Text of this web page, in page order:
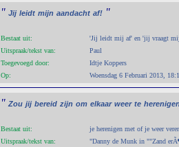
" Jij leidt mijn aandacht af! "
Bestaat uit:
'Jij leidt mij af' en 'jij vraagt
Uitspraak/tekst van:
Paul
Toegevoegd door:
Idtje Koppers
Op:
Woensdag 6 Februari 2013,
" Zou jij bereid zijn om elkaar weer te
Bestaat uit:
je herenigen met of je weer
Uitspraak/tekst van:
"Danny de Munk in ""Zand